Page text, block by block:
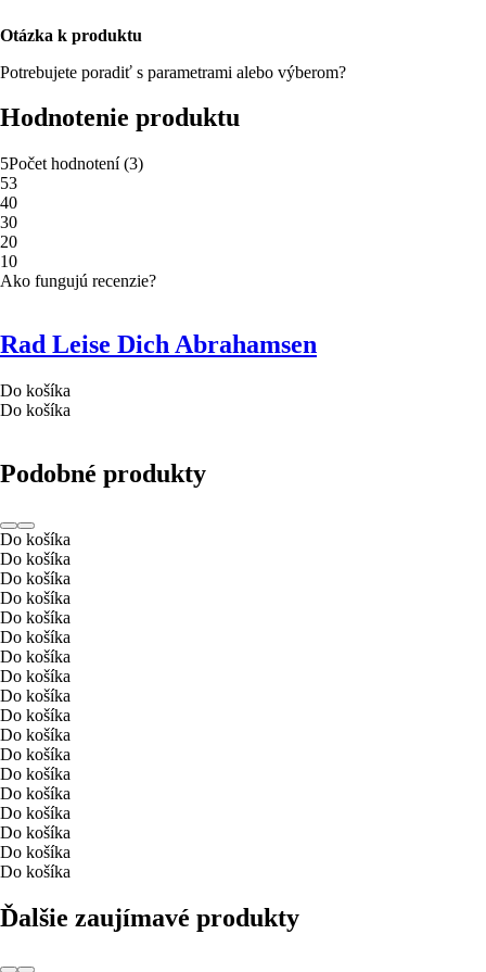
Otázka k produktu
Potrebujete poradiť s parametrami alebo výberom?
Hodnotenie produktu
5Počet hodnotení(3)
53
40
30
20
10
Ako fungujú recenzie?
Rad Leise Dich Abrahamsen
Do košíka
Do košíka
Podobné produkty
Do košíka
Do košíka
Do košíka
Do košíka
Do košíka
Do košíka
Do košíka
Do košíka
Do košíka
Do košíka
Do košíka
Do košíka
Do košíka
Do košíka
Do košíka
Do košíka
Do košíka
Do košíka
Ďalšie zaujímavé produkty